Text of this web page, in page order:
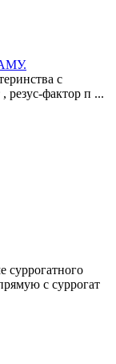
с
резус-фактор п ...
суррогатного
с суррогат